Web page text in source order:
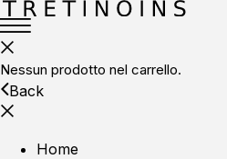
Nessun prodotto nel carrello.
Back
Home